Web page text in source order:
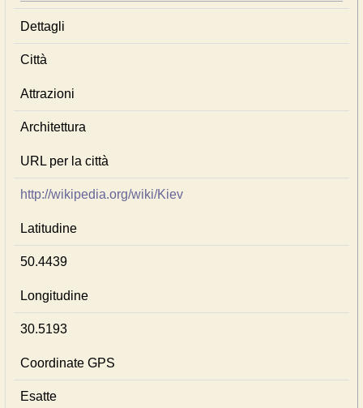
Dettagli
Città
Attrazioni
Architettura
URL per la città
http://wikipedia.org/wiki/Kiev
Latitudine
50.4439
Longitudine
30.5193
Coordinate GPS
Esatte